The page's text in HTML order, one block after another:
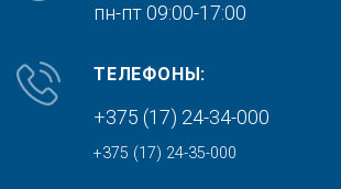
пн-пт 09:00-17:00
ТЕЛЕФОНЫ:
+375 (17) 24-34-000
+375 (17) 24-35-000